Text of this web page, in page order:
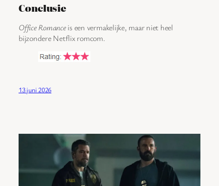
Conclusie
Office Romanceis een vermakelijke, maar niet heel
bijzondere Netflix romcom.
13 juni 2026